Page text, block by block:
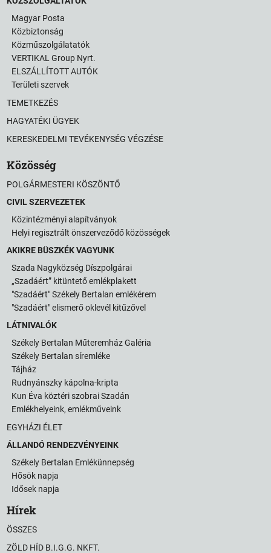
Magyar Posta
Közbiztonság
Közműszolgálatatók
VERTIKAL Group Nyrt.
ELSZÁLLÍTOTT AUTÓK
Területi szervek
TEMETKEZÉS
HAGYATÉKI ÜGYEK
KERESKEDELMI TEVÉKENYSÉG VÉGZÉSE
Közösség
POLGÁRMESTERI KÖSZÖNTŐ
CIVIL SZERVEZETEK
Közintézményi alapítványok
Helyi regisztrált önszerveződő közösségek
AKIKRE BÜSZKÉK VAGYUNK
Szada Nagyközség Díszpolgárai
„Szadáért” kitüntető emlékplakett
"Szadáért" Székely Bertalan emlékérem
"Szadáért" elismerő oklevél kitűzővel
LÁTNIVALÓK
Székely Bertalan Műteremház Galéria
Székely Bertalan síremléke
Tájház
Rudnyánszky kápolna-kripta
Kun Éva köztéri szobrai Szadán
Emlékhelyeink, emlékműveink
EGYHÁZI ÉLET
ÁLLANDÓ RENDEZVÉNYEINK
Székely Bertalan Emlékünnepség
Hősök napja
Idősek napja
Hírek
ÖSSZES
ZÖLD HÍD B.I.G.G. NKFT.